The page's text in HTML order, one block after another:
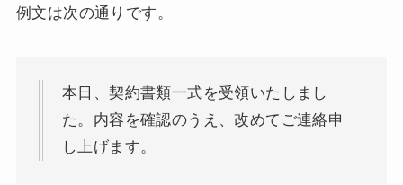
例文は次の通りです。
本日、契約書類一式を受領いたしまし
た。内容を確認のうえ、改めてご連絡申
し上げます。